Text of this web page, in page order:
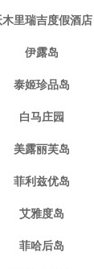
木里瑞吉度假酒店
伊露岛
泰姬珍品岛
白马庄园
美露丽芙岛
菲利兹优岛
艾雅度岛
菲哈后岛